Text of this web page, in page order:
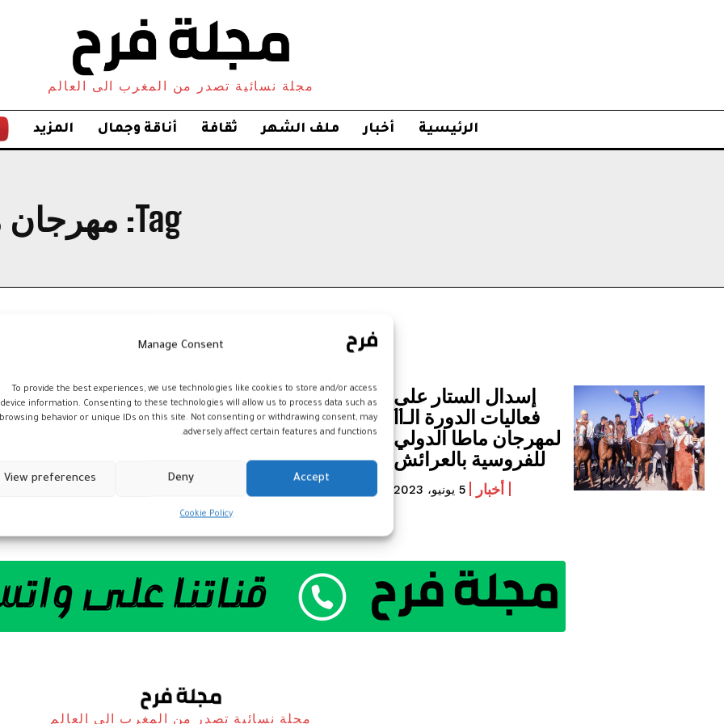
Manage Consent
To provide the best experiences, we use technologies like cookies to store and/or access
device information. Consenting to these technologies will allow us to process data such as
browsing behavior or unique IDs on this site. Not consenting or withdrawing consent, may
adversely affect certain features and functions.
Accept
Deny
View preferences
Cookie Policy
مجلة نسائية تصدر من المغرب الى العالم
الرئيسية أخبار ملف الشهر ثقافة أناقة وجمال المزيد
Tag: مهرجان
إسدال الستار على
فعاليات الدورة الـ11
لمهرجان ماطا الدولي
للفروسية بالعرائش
أخبار 5 يونيو، 2023
مجلة نسائية تصدر من المغرب الى العالم